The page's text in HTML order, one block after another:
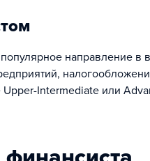
направление в
Upper-Intermediate или